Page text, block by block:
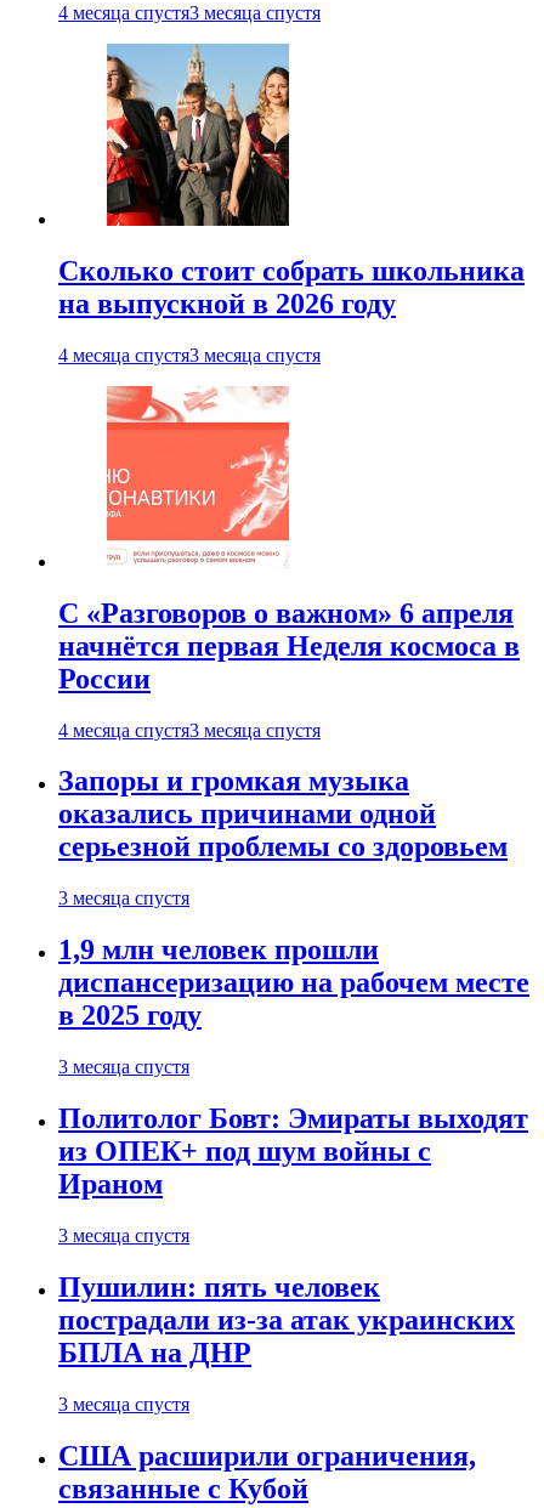
4 месяца спустя3 месяца спустя
Сколько стоит собрать школьника
на выпускной в 2026 году
4 месяца спустя3 месяца спустя
С «Разговоров о важном» 6 апреля
начнётся первая Неделя космоса в
России
4 месяца спустя3 месяца спустя
Запоры и громкая музыка
оказались причинами одной
серьезной проблемы со здоровьем
3 месяца спустя
1,9 млн человек прошли
диспансеризацию на рабочем месте
в 2025 году
3 месяца спустя
Политолог Бовт: Эмираты выходят
из ОПЕК+ под шум войны с
Ираном
3 месяца спустя
Пушилин: пять человек
пострадали из-за атак украинских
БПЛА на ДНР
3 месяца спустя
США расширили ограничения,
связанные с Кубой